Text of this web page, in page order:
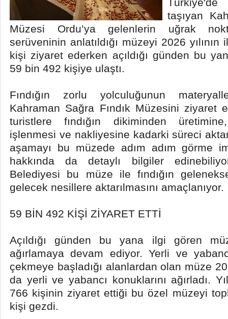
taşıyan
Müzesi Ordu’ya gelenlerin uğrak
serüveninin anlatıldığı müzeyi 2026
kişi ziyaret ederken açıldığı günden bu
59 bin 492 kişiye ulaştı.
Fındığın zorlu yolculuğunun
Kahraman Sağra Fındık Müzesini ziyaret
turistlere fındığın dikiminden
işlenmesi ve nakliyesine kadarki süreci
aşamayı bu müzede adım adım görme
hakkında da detaylı bilgiler
Belediyesi bu müze ile fındığın
gelecek nesillere aktarılmasını amaçlanıyor.
59 BİN 492 KİŞİ ZİYARET ETTİ
Açıldığı günden bu yana ilgi gören
ağırlamaya devam ediyor. Yerli ve
çekmeye başladığı alanlardan olan müze
da yerli ve yabancı konuklarını ağırladı.
766 kişinin ziyaret ettiği bu özel müzeyi
kişi gezdi.